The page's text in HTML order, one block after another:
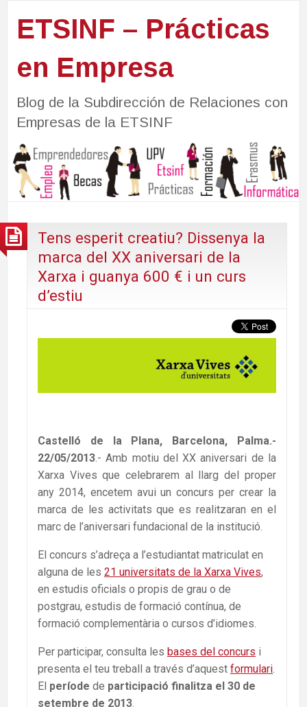
ETSINF – Prácticas
en Empresa
Blog de la Subdirección de Relaciones con
Empresas de la ETSINF
Tens esperit creatiu? Dissenya la
marca del XX aniversari de la
Xarxa i guanya 600 € i un curs
d’estiu
Castelló de la Plana, Barcelona, Palma.-
22/05/2013.- Amb motiu del XX aniversari de la
Xarxa Vives que celebrarem al llarg del proper
any 2014, encetem avui un concurs per crear la
marca de les activitats que es realitzaran en el
marc de l’aniversari fundacional de la institució.
El concurs s’adreça a l’estudiantat matriculat en
alguna de les 21 universitats de la Xarxa Vives,
en estudis oficials o propis de grau o de
postgrau, estudis de formació contínua, de
formació complementària o cursos d’idiomes.
Per participar, consulta les bases del concurs i
presenta el teu treball a través d’aquest formulari.
El període de participació finalitza el 30 de
setembre de 2013.